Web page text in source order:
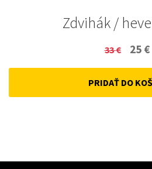
Zdvihák /
33€
price
was:
25 €
PRIDAŤ DO